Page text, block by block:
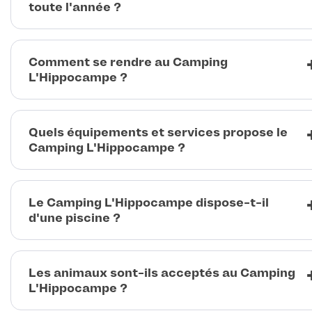
toute l'année ?
Comment se rendre au Camping
L'Hippocampe ?
Quels équipements et services propose le
Camping L'Hippocampe ?
Le Camping L'Hippocampe dispose-t-il
d'une piscine ?
Les animaux sont-ils acceptés au Camping
L'Hippocampe ?